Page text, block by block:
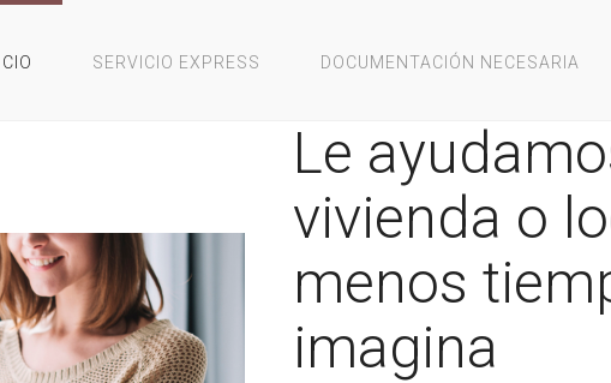
SERVICIO EXPRESS DOCUMENTACIÓN NECESARIA
Le
vivienda o
menos
imagina